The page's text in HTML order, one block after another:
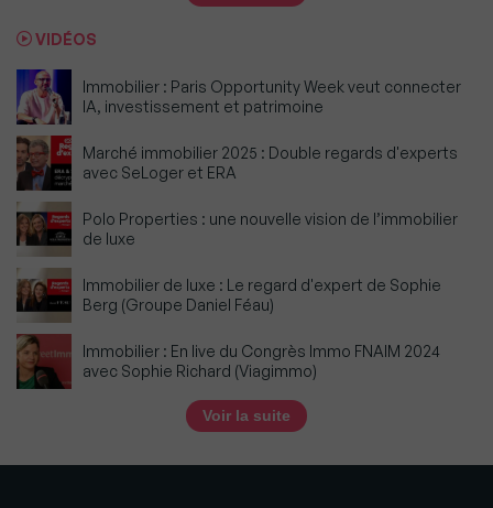
VIDÉOS
Immobilier : Paris Opportunity Week veut connecter
IA, investissement et patrimoine
Marché immobilier 2025 : Double regards d'experts
avec SeLoger et ERA
Polo Properties : une nouvelle vision de l’immobilier
de luxe
Immobilier de luxe : Le regard d'expert de Sophie
Berg (Groupe Daniel Féau)
Immobilier : En live du Congrès Immo FNAIM 2024
avec Sophie Richard (Viagimmo)
Voir la suite